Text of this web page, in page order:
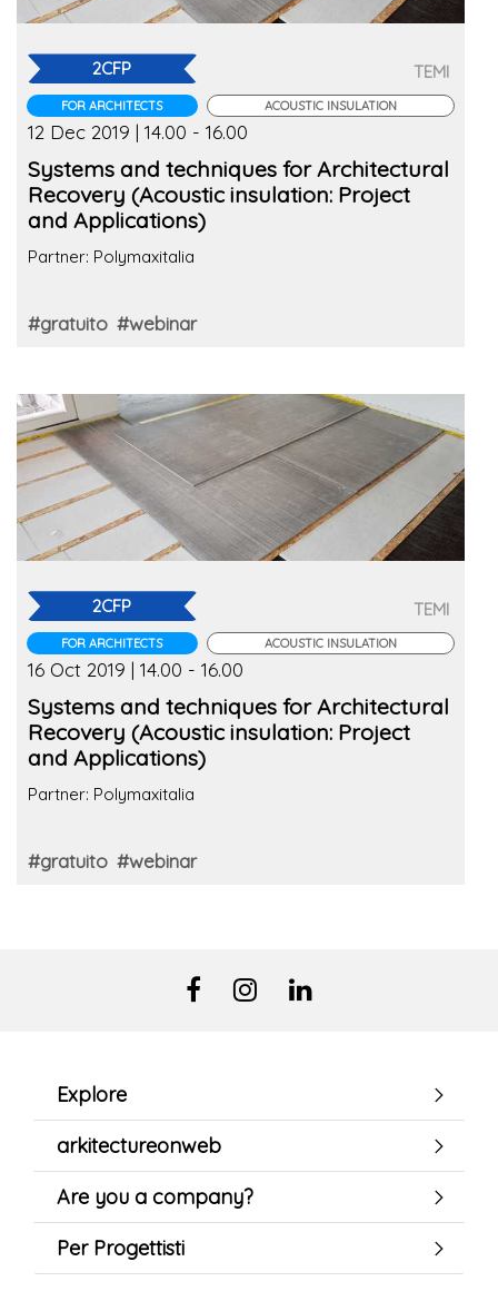
2CFP
FOR ARCHITECTS
TEMI
ACOUSTIC INSULATION
12 Dec 2019 | 14.00 - 16.00
Systems and techniques for Architectural
Recovery (Acoustic insulation: Project
and Applications)
Partner: Polymaxitalia
#gratuito #webinar
2CFP
FOR ARCHITECTS
TEMI
ACOUSTIC INSULATION
16 Oct 2019 | 14.00 - 16.00
Systems and techniques for Architectural
Recovery (Acoustic insulation: Project
and Applications)
Partner: Polymaxitalia
#gratuito #webinar
Explore
arkitectureonweb
Are you a company?
Per Progettisti